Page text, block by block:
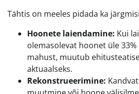
Tähtis on meeles pidada ka
Hoonete laiendamine: Kui
olemasolevat hoonet üle 33%
mahust, muutub
aktuaalseks.
Rekonstrueerimine: